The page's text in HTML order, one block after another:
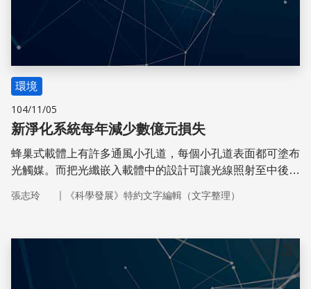
環境
104/11/05
新淨化系統每年減少數億元損失
蜂巢式載體上有許多通風小孔道，每個小孔道表面都可塗布
光觸媒。而把光纖嵌入載體中的設計可讓光線照射至中後段
張志玲 ｜ 《科學發展》特約文字編輯（文字整理）
儲存